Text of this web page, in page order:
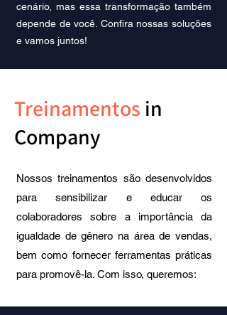
cenário, mas essa transformação também
depende de você. Confira nossas soluções
e vamos juntos!
Treinamentos in
Company
Nossos treinamentos são desenvolvidos
para sensibilizar e educar os
colaboradores sobre a importância da
igualdade de gênero na área de vendas,
bem como fornecer ferramentas práticas
para promovê-la. Com isso, queremos: